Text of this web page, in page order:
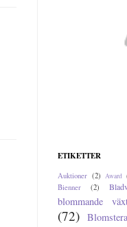
ETIKETTER
Auktioner (2) Award
Bienner (2)
blommande
(72)